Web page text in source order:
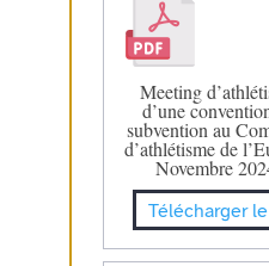
Meeting
d’une
subvention au
d’athlétisme de
Novembre
Télécharger